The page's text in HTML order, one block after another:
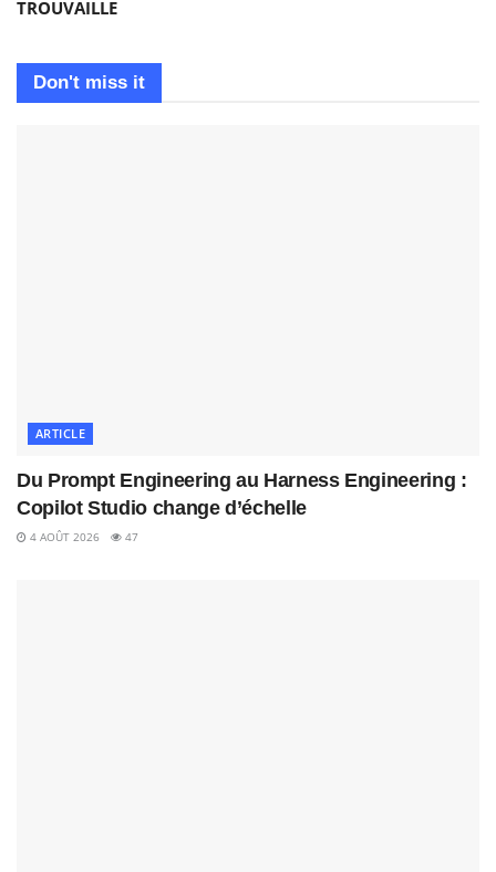
TROUVAILLE
Don't miss it
ARTICLE
Du Prompt Engineering au Harness Engineering :
Copilot Studio change d’échelle
4 AOÛT 2026 47